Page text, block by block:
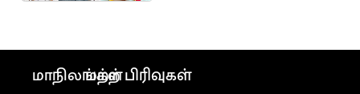
மாநிலங்கள்மற்ற பிரிவுகள்